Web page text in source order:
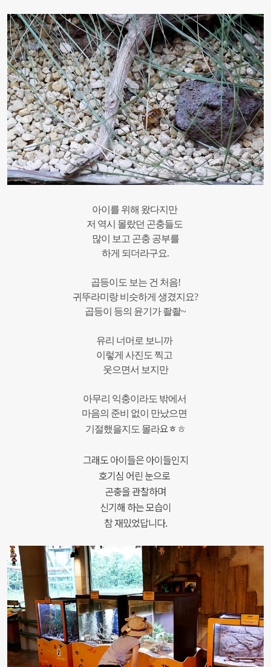
아이를 위해 왔다지만
저 역시 몰랐던 곤충들도
많이 보고 곤충 공부를
하게 되더라구요.
곱등이도 보는 건 처음!
귀뚜라미랑 비슷하게 생겼지요?
곱등이 등의 윤기가 좔좔~
유리 너머로 보니까
이렇게 사진도 찍고
웃으면서 보지만
아무리 익충이라도 밖에서
마음의 준비 없이 만났으면
기절했을지도 몰라요ㅎ ㅎ
그래도 아이들은 아이들인지
호기심 어린 눈으로
곤충을 관찰하며
신기해 하는 모습이
참 재밌었답니다.